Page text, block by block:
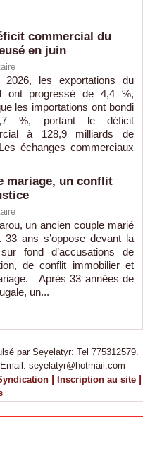
commercial du
en juin
2026, les exportations du
ont progressé de 4,4 %,
les importations ont bondi
%, portant le déficit
à 128,9 milliards de
échanges commerciaux
mariage, un conflit
un ancien couple marié
33 ans s’oppose devant la
fond d’accusations de
de conflit immobilier et
Après 33 années de
un...
par Seyelatyr: Tel 775312579.
seyelatyr@hotmail.com
| Inscription au site |